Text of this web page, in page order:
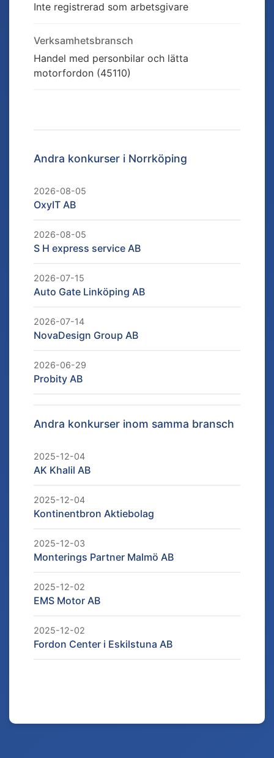
Inte registrerad som arbetsgivare
Verksamhetsbransch
Handel med personbilar och lätta
motorfordon (45110)
Andra konkurser i Norrköping
2026-08-05
OxyIT AB
2026-08-05
S H express service AB
2026-07-15
Auto Gate Linköping AB
2026-07-14
NovaDesign Group AB
2026-06-29
Probity AB
Andra konkurser inom samma bransch
2025-12-04
AK Khalil AB
2025-12-04
Kontinentbron Aktiebolag
2025-12-03
Monterings Partner Malmö AB
2025-12-02
EMS Motor AB
2025-12-02
Fordon Center i Eskilstuna AB